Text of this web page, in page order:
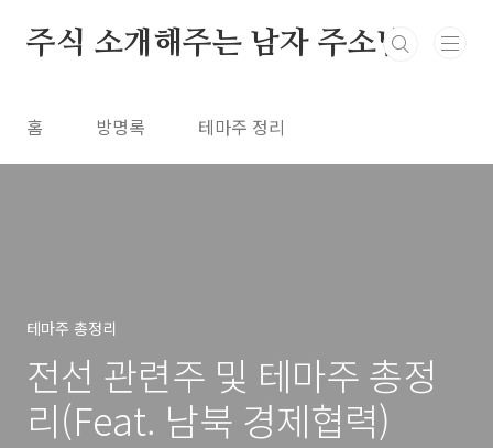
주식 소개해주는 남자 주소남
홈 방명록 테마주 정리
테마주 총정리
전선 관련주 및 테마주 총정
리(Feat. 남북 경제협력)